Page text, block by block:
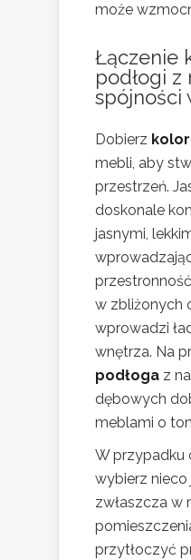
może
Łączenie
podłogi
spójności
Dobierz
mebli, aby
przestrzeń.
doskonale
jasnymi,
w zbliżonych
wprowadzi
wnętrza. Na
podłoga z
dębowych
meblami o
W przypadku
wybierz nieco
zwłaszcza w
przytłoczyć